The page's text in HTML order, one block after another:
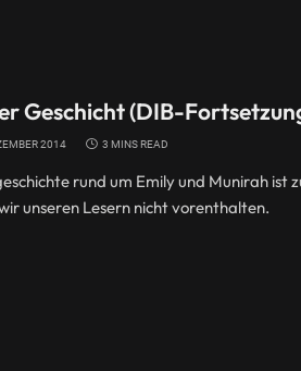
Geschicht (DIB-
2014 3 MINS READ
rund um Emily und Munirah ist
unseren Lesern nicht vorenthalten.